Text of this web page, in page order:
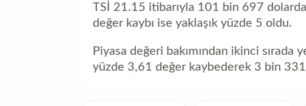
TSİ 21.15 itibarıyla 101 bin 697
değer kaybı ise yaklaşık yüzde 5 oldu.
Piyasa değeri bakımından ikinci sırada
yüzde 3,61 değer kaybederek 3 bin